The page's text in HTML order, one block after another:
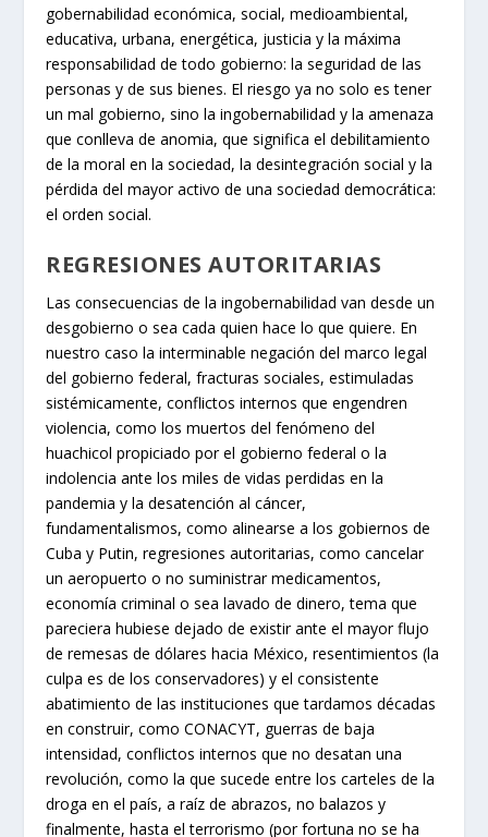
gobernabilidad económica, social, medioambiental,
educativa, urbana, energética, justicia y la máxima
responsabilidad de todo gobierno: la seguridad de las
personas y de sus bienes. El riesgo ya no solo es tener
un mal gobierno, sino la ingobernabilidad y la amenaza
que conlleva de anomia, que significa el debilitamiento
de la moral en la sociedad, la desintegración social y la
pérdida del mayor activo de una sociedad democrática:
el orden social.
REGRESIONES AUTORITARIAS
Las consecuencias de la ingobernabilidad van desde un
desgobierno o sea cada quien hace lo que quiere. En
nuestro caso la interminable negación del marco legal
del gobierno federal, fracturas sociales, estimuladas
sistémicamente, conflictos internos que engendren
violencia, como los muertos del fenómeno del
huachicol propiciado por el gobierno federal o la
indolencia ante los miles de vidas perdidas en la
pandemia y la desatención al cáncer,
fundamentalismos, como alinearse a los gobiernos de
Cuba y Putin, regresiones autoritarias, como cancelar
un aeropuerto o no suministrar medicamentos,
economía criminal o sea lavado de dinero, tema que
pareciera hubiese dejado de existir ante el mayor flujo
de remesas de dólares hacia México, resentimientos (la
culpa es de los conservadores) y el consistente
abatimiento de las instituciones que tardamos décadas
en construir, como CONACYT, guerras de baja
intensidad, conflictos internos que no desatan una
revolución, como la que sucede entre los carteles de la
droga en el país, a raíz de abrazos, no balazos y
finalmente, hasta el terrorismo (por fortuna no se ha